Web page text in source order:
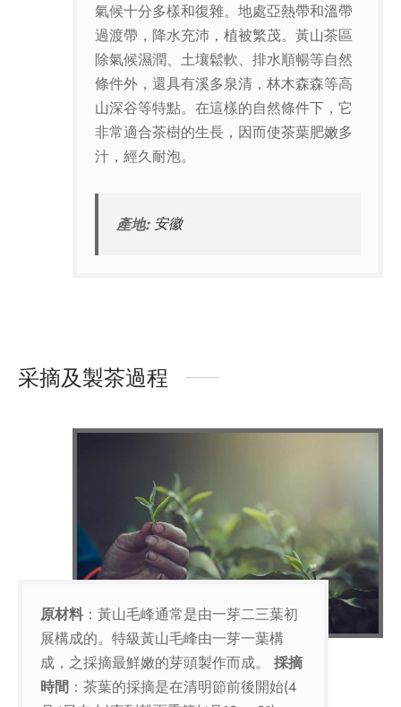
氣候十分多樣和復雜。地處亞熱帶和溫帶
過渡帶，降水充沛，植被繁茂。黃山茶區
除氣候濕潤、土壤鬆軟、排水順暢等自然
條件外，還具有溪多泉清，林木森森等高
山深谷等特點。在這樣的自然條件下，它
非常適合茶樹的生長，因而使茶葉肥嫩多
汁，經久耐泡。
產地: 安徽
采摘及製茶過程
原材料 ：黃山毛峰通常是由一芽二三葉初
展構成的。特級黃山毛峰由一芽一葉構
成，之採摘最鮮嫩的芽頭製作而成。 採摘
時間 ：茶葉的採摘是在清明節前後開始(4